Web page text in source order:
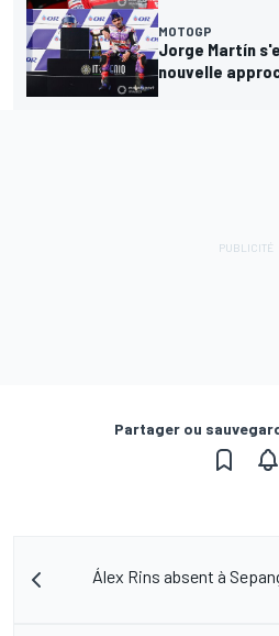
MOTOGP
Jorge Martín
nouvelle
Partager ou
Álex Rins absent à